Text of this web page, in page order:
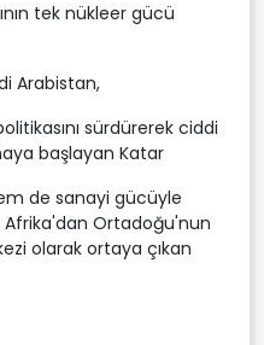
tek nükleer gücü
Arabistan,
sürdürerek ciddi
başlayan Katar
de sanayi gücüyle
Afrika'dan Ortadoğu'nun
olarak ortaya çıkan